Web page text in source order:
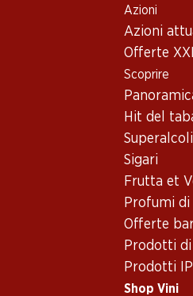
Azioni
Azioni
Offerte
Scoprire
Hit del
Sigari
Frutta et
Profumi di
Offerte
Prodotti
Prodotti
Shop Vini
Vino/
Bordeaux
Ch. Clos de